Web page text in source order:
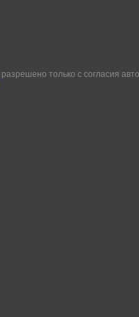
только с согласия